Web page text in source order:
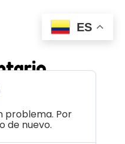
ES
problema. Por
de nuevo.